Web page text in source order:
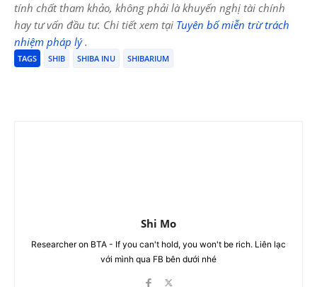
tính chất tham khảo, không phải là khuyến nghị tài chính
hay tư vấn đầu tư. Chi tiết xem tại Tuyên bố miễn trừ trách
nhiệm pháp lý.
TAGS SHIB SHIBA INU SHIBARIUM
Shi Mo
Researcher on BTA - If you can't hold, you won't be rich. Liên lạc
với mình qua FB bên dưới nhé